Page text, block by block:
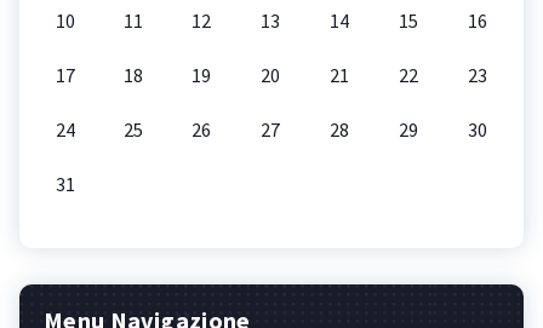
10 11 12 13 14 15 16
17 18 19 20 21 22 23
24 25 26 27 28 29 30
31
Menu Navigazione